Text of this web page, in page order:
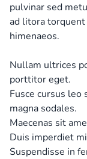
pulvinar sed
ad litora
himenaeos.
Nullam ultrices
porttitor eget.
Fusce cursus leo
magna sodales.
Maecenas sit
Duis imperdiet
Suspendisse in